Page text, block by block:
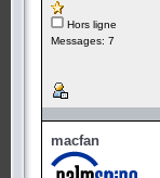
Hors ligne
Messages: 7
macfan